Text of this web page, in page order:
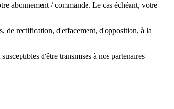
abonnement / commande. Le cas échéant, votre
de rectification, d'effacement, d'opposition, à la
d'être transmises à nos partenaires